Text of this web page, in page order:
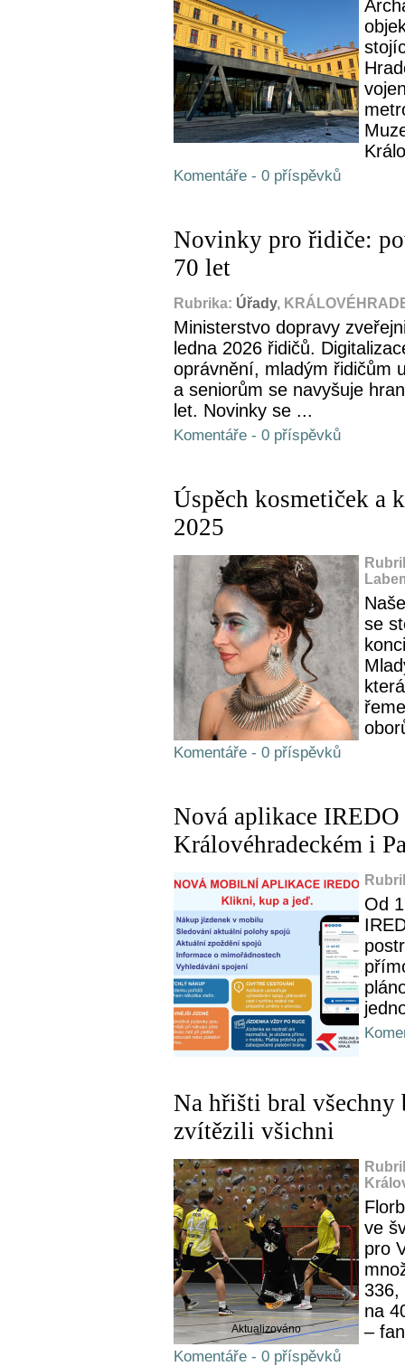
Komentáře - 0 příspěvků
Novinky pro řidiče:
70 let
Rubrika: Úřady,
Ministerstvo dopravy
ledna 2026 řidičů.
oprávnění, mladým řidičům
a seniorům se navyšuje
let. Novinky se ...
Komentáře - 0 příspěvků
Úspěch kosmetiček a
2025
se
Komentáře - 0 příspěvků
Nová aplikace
Královéhradeckém i
Od
Na hřišti bral
zvítězili všichni
Aktualizováno
ve
pro
336,
na
–
Komentáře - 0 příspěvků